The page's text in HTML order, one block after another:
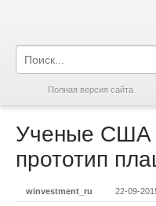
Полная версия сайта
Ученые США
прототип
winvestment_ru 22-09-